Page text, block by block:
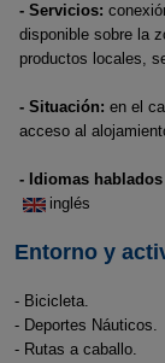
- Servicios:
disponible sobre la
productos locales,
- Situación: en el
acceso al
- Idiomas
inglés
Entorno y
- Bicicleta.
- Deportes Náuticos.
- Rutas a caballo.